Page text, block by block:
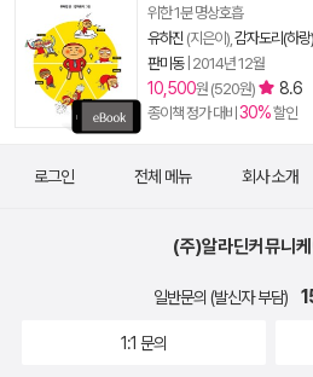
위한 1분 명상호흡
유하진 (지은이), 감자도리(하랑)
판미동| 2014년 12월
10,500원 (520원) 8.6
종이책 정가 대비 30%할인
로그인 전체 메뉴 회사 소개
(주)알라딘커뮤니
일반문의 (발신자 부담)
1:1 문의